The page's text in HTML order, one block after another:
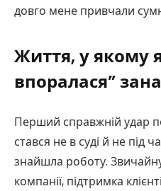
довго мене привчали
Життя, у якому
впоралася”
Перший справжній удар
стався не в суді й не під
знайшла роботу.
компанії, підтримка